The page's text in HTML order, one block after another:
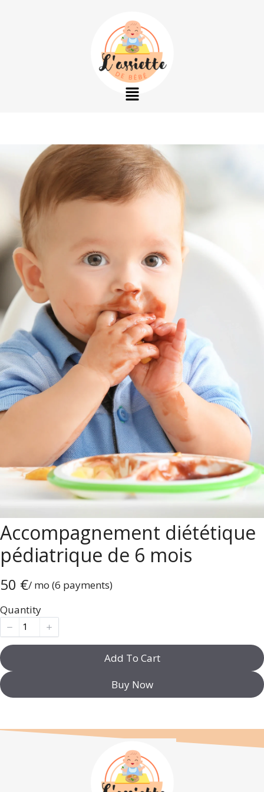
Accompagnement diététique
pédiatrique de 6 mois
N
o
w
50 €/ mo (6 payments)
Quantity
Add To Cart
Buy Now